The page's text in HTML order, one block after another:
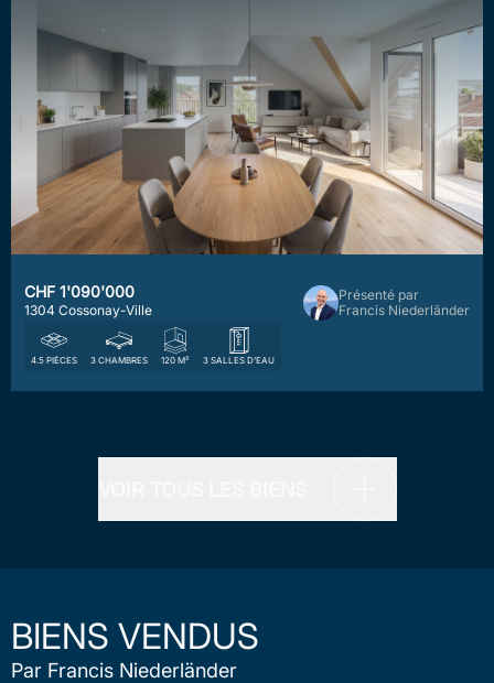
ACHETER
VENDRE
NOS PROMOTIONS
INVEST
L’ÉQUIPE CARDIS
ACTUALITÉS
EMPLOI
1304 Cossonay-Ville
CHF 1'090'000
Présenté par
Francis Niederländer
4.5 PIÈCES 3 CHAMBRES 120 M² 3 SALLES D'EAU
BIENS VENDUS
Par Francis Niederländer